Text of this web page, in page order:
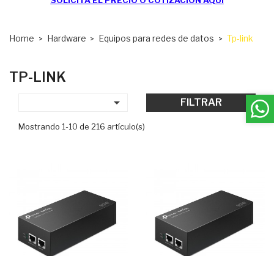
Home Hardware Equipos para redes de datos Tp-link
TP-LINK
 FILTRAR
Mostrando 1-10 de 216 artículo(s)